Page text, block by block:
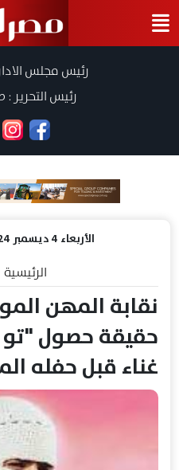
رئيس مجلس
رئيس التحرير
الأربعاء 4 ديسمبر 2024 | 07:32 م
الرئيسية
نقابة المهن
حقيقة حصول
غناء قبل حفله